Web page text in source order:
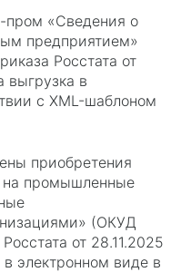
«Сведения о
предприятием»
Росстата от
выгрузка в
с XML-шаблоном
приобретения
на промышленные
(ОКУД
от 28.11.2025
электронном виде в